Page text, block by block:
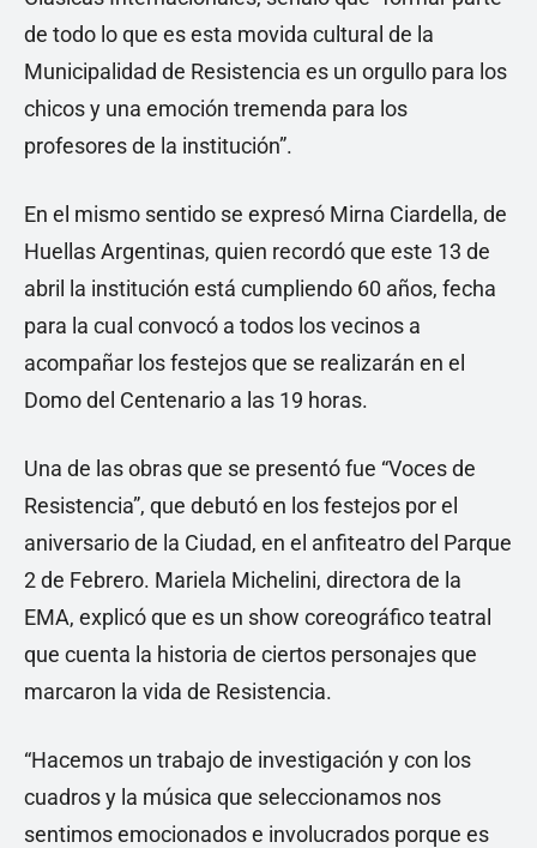
de todo lo que es esta movida cultural de la
Municipalidad de Resistencia es un orgullo para los
chicos y una emoción tremenda para los
profesores de la institución”.
En el mismo sentido se expresó Mirna Ciardella, de
Huellas Argentinas, quien recordó que este 13 de
abril la institución está cumpliendo 60 años, fecha
para la cual convocó a todos los vecinos a
acompañar los festejos que se realizarán en el
Domo del Centenario a las 19 horas.
Una de las obras que se presentó fue “Voces de
Resistencia”, que debutó en los festejos por el
aniversario de la Ciudad, en el anfiteatro del Parque
2 de Febrero. Mariela Michelini, directora de la
EMA, explicó que es un show coreográfico teatral
que cuenta la historia de ciertos personajes que
marcaron la vida de Resistencia.
“Hacemos un trabajo de investigación y con los
cuadros y la música que seleccionamos nos
sentimos emocionados e involucrados porque es